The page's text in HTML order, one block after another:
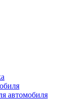
автомобиля